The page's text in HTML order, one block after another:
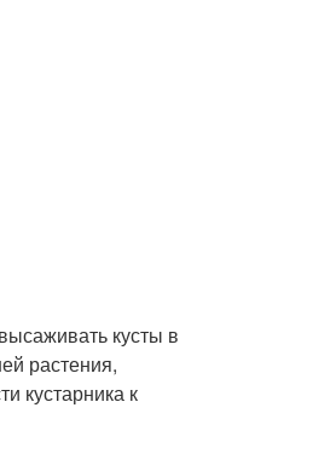
кусты в
растения,
кустарника к